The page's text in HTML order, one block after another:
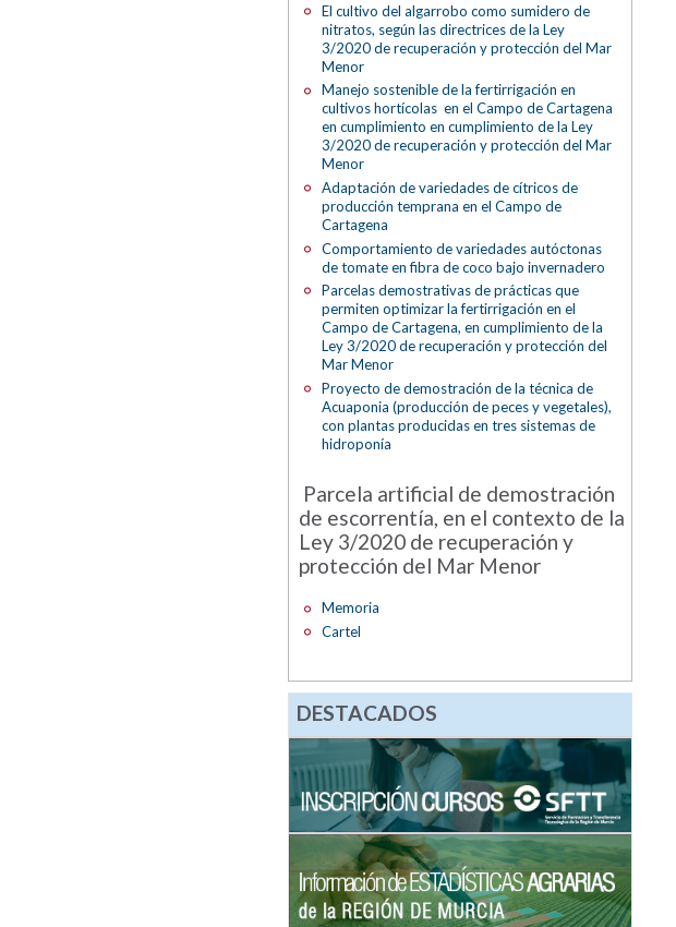
El cultivo del algarrobo como sumidero de
nitratos, según las directrices de la Ley
3/2020 de recuperación y protección del Mar
Menor
Manejo sostenible de la fertirrigación en
cultivos hortícolas en el Campo de Cartagena
en cumplimiento en cumplimiento de la Ley
3/2020 de recuperación y protección del Mar
Menor
Adaptación de variedades de cítricos de
producción temprana en el Campo de
Cartagena
Comportamiento de variedades autóctonas
de tomate en fibra de coco bajo invernadero
Parcelas demostrativas de prácticas que
permiten optimizar la fertirrigación en el
Campo de Cartagena, en cumplimiento de la
Ley 3/2020 de recuperación y protección del
Mar Menor
Proyecto de demostración de la técnica de
Acuaponia (producción de peces y vegetales),
con plantas producidas en tres sistemas de
hidroponía
Parcela artificial de demostración
de escorrentía, en el contexto de la
Ley 3/2020 de recuperación y
protección del Mar Menor
Memoria
Cartel
DESTACADOS